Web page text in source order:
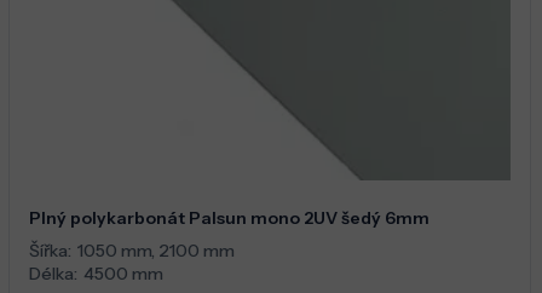
Plný polykarbonát Palsun mono 2UV šedý 6mm
Šířka: 1050 mm, 2100 mm
Délka: 4500 mm